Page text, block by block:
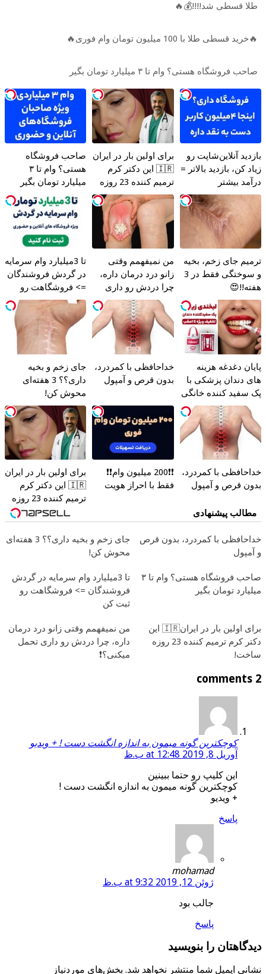
طلا قسطی شد!!!!💰🔥
🔥خرید قسطی طلا با 100 میلیون تومان وام فوری🔥
صاحب فروشگاه هستی؟ وام تا ۳ میلیارد تومان بگیر
بازدید آنلاین‌شاپت رو
زیاد کن، بازدید بالاتر =
درآمد بیشتر
برای اولین بار در ایران
🇮🇷 این دکتر کرم
ترمیم کننده 23 روزه
ساخت!
صاحب فروشگاه
هستی؟ وام تا ۳
میلیارد تومان بگیر
ترمیم جای زخم، بخیه
هفته!!😍
من نمیفهمم وقتی
زانو درد درمان داره،
چرا دردش رو داری
تحمل میکنی؟❗
تا 3میلیارد وام سرمایه
در گردش فروشندگان
=> فروشگاهت رو
ثبت کن
پایان دغدغه هزینه
های دندان پزشکی با
پک سفید کننده خانگی
خداحافظی با کمردرد،
بدون قرص و آمپول
جای زخم و بخیه
داری؟؟ 3 هفته‌ای
محوش کن!
خداحافظی با کمردرد،
بدون قرص و آمپول
❗❗200 میلیون وام❗❗
فقط با احراز هویت
برای اولین بار در ایران
🇮🇷 این دکتر کرم
ترمیم کننده 23 روزه
ساخت!
مطالب پیشنهادی
خداحافظی با کمردرد، بدون قرص
و آمپول
جای زخم و بخیه داری؟؟ 3 هفته‌ای
محوش کن!
صاحب فروشگاه هستی؟ وام تا ۳
میلیارد تومان بگیر
تا 3میلیارد وام سرمایه در گردش
فروشندگان => فروشگاهت رو
ثبت کن
برای اولین بار در ایران🇮🇷 این
دکتر کرم ترمیم کننده 23 روزه
ساخت!
من نمیفهمم وقتی زانو درد درمان
داره، چرا دردش رو داری تحمل
میکنی؟❗
2 comments
کوچکترین گونه میمون به اندازه انگشت دست ! + ویدیو
آوریل 8, 2019 at 12:48 ب.ظ
این کلیپ رو حتما ببینین
کوچکترین گونه میمون به اندازه انگشت دست !
+ ویدیو
پاسخ
mohamad
ژوئن 12, 2019 at 9:32 ب.ظ
جالب بود
پاسخ
دیدگاهتان را بنویسید
نشانی ایمیل شما منتشر نخواهد شد. بخش‌های موردنیاز